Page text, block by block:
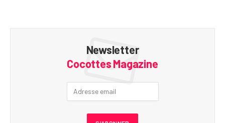
Newsletter
Cocottes Magazine